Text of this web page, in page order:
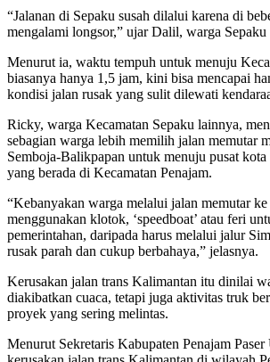
“Jalanan di Sepaku susah dilalui karena di
mengalami longsor,” ujar Dalil, warga Sepaku
Menurut ia, waktu tempuh untuk menuju
biasanya hanya 1,5 jam, kini bisa mencapai
kondisi jalan rusak yang sulit dilewati
Ricky, warga Kecamatan Sepaku lainnya,
sebagian warga lebih memilih jalan memutar
Semboja-Balikpapan untuk menuju pusat kota
yang berada di Kecamatan Penajam.
“Kebanyakan warga melalui jalan memutar
menggunakan klotok, ‘speedboat’ atau feri
pemerintahan, daripada harus melalui jalur
rusak parah dan cukup berbahaya,” jelasnya.
Kerusakan jalan trans Kalimantan itu dinilai
diakibatkan cuaca, tetapi juga aktivitas truk
proyek yang sering melintas.
Menurut Sekretaris Kabupaten Penajam Paser